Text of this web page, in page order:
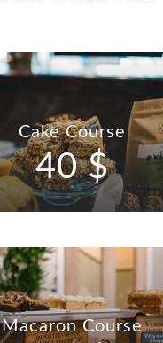
Cake Course
40 $
Macaron Course